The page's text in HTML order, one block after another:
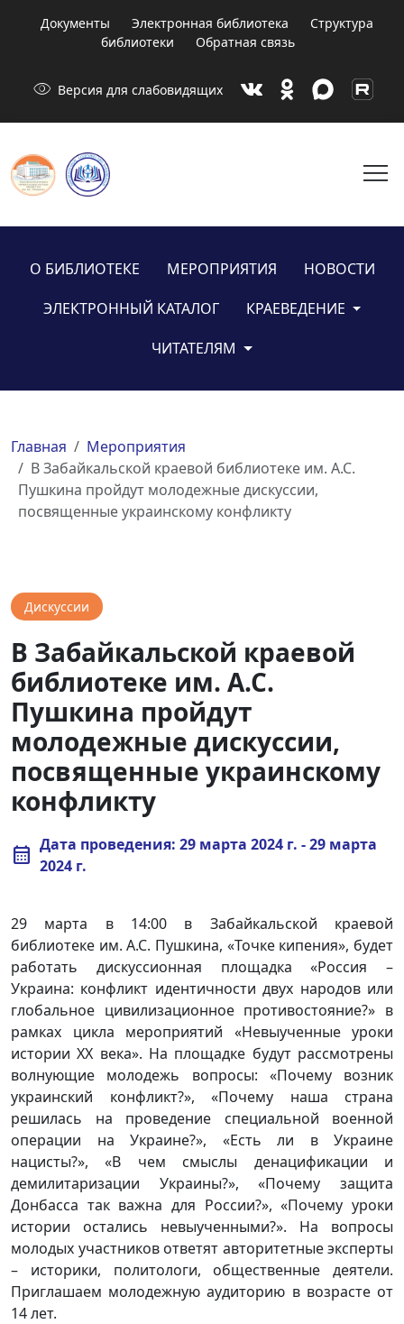
Документы Электронная библиотека
Структура
библиотеки
Обратная связь
visibility Версия для слабовидящих
menu
О БИБЛИОТЕКЕ МЕРОПРИЯТИЯ
НОВОСТИ
ЭЛЕКТРОННЫЙ КАТАЛОГ
КРАЕВЕДЕНИЕ
ЧИТАТЕЛЯМ
Главная
Мероприятия
В Забайкальской краевой библиотеке им. А.С.
Пушкина пройдут молодежные дискуссии,
посвященные украинскому конфликту
Дискуссии
В Забайкальской краевой
библиотеке им. А.С.
Пушкина пройдут
молодежные дискуссии,
посвященные украинскому
конфликту
calendar_month Дата проведения: 29 марта 2024 г. - 29 марта
2024 г.
29 марта в 14:00 в Забайкальской краевой
библиотеке им. А.С. Пушкина, «Точке кипения», будет
работать дискуссионная площадка «Россия –
Украина: конфликт идентичности двух народов или
глобальное цивилизационное противостояние?» в
рамках цикла мероприятий «Невыученные уроки
истории XX века». На площадке будут рассмотрены
волнующие молодежь вопросы: «Почему возник
украинский конфликт?», «Почему наша страна
решилась на проведение специальной военной
операции на Украине?», «Есть ли в Украине
нацисты?», «В чем смыслы денацификации и
демилитаризации Украины?», «Почему защита
Донбасса так важна для России?», «Почему уроки
истории остались невыученными?». На вопросы
молодых участников ответят авторитетные эксперты
– историки, политологи, общественные деятели.
Приглашаем молодежную аудиторию в возрасте от
14 лет.